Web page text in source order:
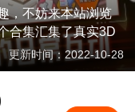
，不妨来本站浏览
合集汇集了真实3D
玩家快速找到自己喜
！
更新时间：2022-10-28